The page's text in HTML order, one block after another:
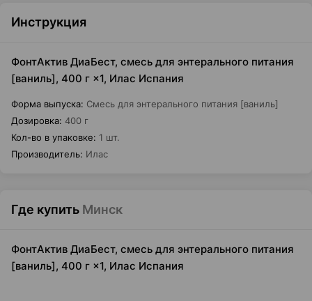
Инструкция
ФонтАктив ДиаБест, смесь для энтерального питания
[ваниль], 400 г ×1, Илас Испания
Форма выпуска: Смесь для энтерального питания [ваниль]
Дозировка: 400 г
Кол-во в упаковке: 1 шт.
Производитель: Илас
Где купить Минск
ФонтАктив ДиаБест, смесь для энтерального питания
[ваниль], 400 г ×1, Илас Испания